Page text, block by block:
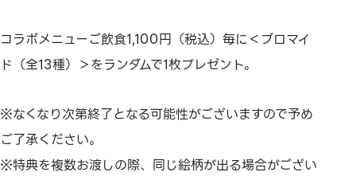
コラボメニューご飲食1,100円（税込）毎に＜ブロマイ
ド（全13種）＞をランダムで1枚プレゼント。
※なくなり次第終了となる可能性がございますので予め
ご了承ください。
※特典を複数お渡しの際、同じ絵柄が出る場合がござい